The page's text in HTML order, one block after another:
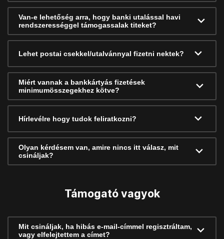
Van-e lehetőség arra, hogy banki utalással havi
rendszerességgel támogassalak titeket?
Lehet postai csekkel/utalvánnyal fizetni nektek?
Miért vannak a bankkártyás fizetések
minimumösszegekhez kötve?
Hírlevélre hogy tudok feliratkozni?
Olyan kérdésem van, amire nincs itt válasz, mit
csináljak?
Támogató vagyok
Mit csináljak, ha hibás e-mail-címmel regisztráltam,
vagy elfelejtettem a címet?